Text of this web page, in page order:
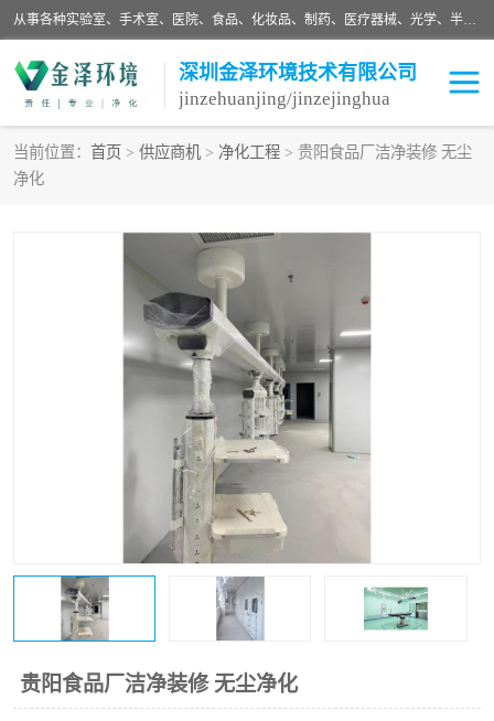
从事各种实验室、手术室、医院、食品、化妆品、制药、医疗器械、光学、半导体、精密电子等无尘车间行业的洁净车间装修设计、净化设备、恒温恒湿空调的设计制作与安装、净化系统工程项目施工及其技术支持服务。
深圳金泽环境技术有限公司
jinzehuanjing/jinzejinghua
当前位置： 首页 > 供应商机 > 净化工程 > 贵阳食品厂洁净装修 无尘
净化
贵阳食品厂洁净装修 无尘净化
耗材
实验室净化
GMP车间净化
医药车间净化 生命工程
食品饮料
光电车间
恒温恒湿净化空调 过滤器
百级